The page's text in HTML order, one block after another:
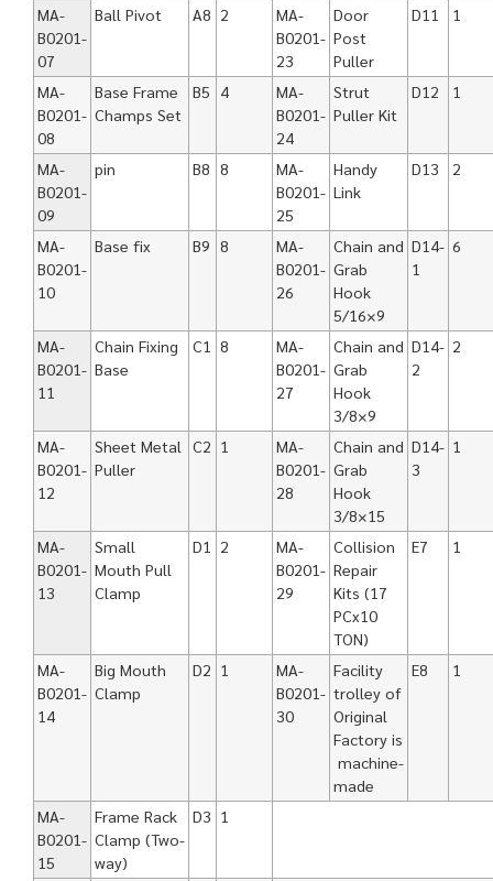
MA-
B0201-
07
Ball Pivot A8 2
MA-
B0201-
23
Door
Post
Puller
D11 1
MA-
B0201-
08
Base Frame
Champs Set
B5 4
MA-
B0201-
24
Strut
Puller Kit
D12 1
MA-
B0201-
09
pin B8 8
MA-
B0201-
25
Handy
Link
D13 2
MA-
B0201-
10
Base fix B9 8
MA-
B0201-
26
Chain and
Grab
Hook
5/16×9
D14-
1
6
MA-
B0201-
11
Chain Fixing
Base
C1 8
MA-
B0201-
27
Chain and
Grab
Hook
3/8×9
D14-
2
2
MA-
B0201-
12
Sheet Metal
Puller
C2 1
MA-
B0201-
28
Chain and
Grab
Hook
3/8×15
D14-
3
1
MA-
B0201-
13
Small
Mouth Pull
Clamp
D1 2
MA-
B0201-
29
Collision
Repair
Kits (17
PCx10
TON)
E7 1
MA-
B0201-
14
Big Mouth
Clamp
D2 1
MA-
B0201-
30
Facility
trolley of
Original
Factory is
machine-
made
E8 1
MA-
B0201-
15
Frame Rack
Clamp (Two-
way)
D3 1